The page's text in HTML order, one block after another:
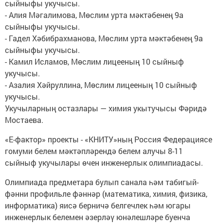
сыйныфы укучысы.
- Алия Мәгалимова, Мөслим урта мәктәбенең 9а
сыйныфы укучысы.
- Гадел Хәбибрахманова, Мөслим урта мәктәбенең 9а
сыйныфы укучысы.
- Камил Исламов, Мөслим лицееның 10 сыйныф
укучысы.
- Азалия Хәйруллина, Мөслим лицееның 10 сыйныф
укучысы.
Укучыларның остазлары — химия укытучысы Фәридә
Мостаева.
«Е-фактор» проекты - «КНИТУ»ның Россия Федерациясе
гомуми белем мәктәпләрендә белем алучы 8-11
сыйныф укучылары өчен инженерлык олимпиадасы.
Олимпиада предметара булып санала һәм табигый-
фәнни профильле фәннәр (математика, химия, физика,
информатика) яисә берничә белгечлек һәм югары
инженерлык белемен әзерләү юнәлешләре буенча